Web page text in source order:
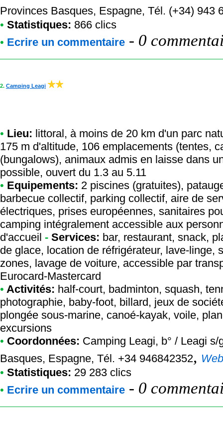
Provinces Basques, Espagne, Tél. (+34) 943
• Statistiques: 866 clics
• Ecrire un commentaire - 0
2. Camping Leagi
• Lieu: littoral, à moins de 20 km d'un parc
175 m d'altitude, 106 emplacements (tentes,
(bungalows), animaux admis en laisse dans
possible, ouvert du 1.3 au 5.11
• Equipements: 2 piscines (gratuites),
barbecue collectif, parking collectif, aire de
électriques, prises européennes, sanitaires
camping intégralement accessible aux
d'accueil - Services: bar, restaurant, snack,
de glace, location de réfrigérateur, lave-linge,
zones, lavage de voiture, accessible par
Eurocard-Mastercard
• Activités: half-court, badminton, squash,
photographie, baby-foot, billard, jeux de
plongée sous-marine, canoé-kayak, voile,
excursions
• Coordonnées: Camping Leagi, b° / Leagi
Basques, Espagne, Tél. +34 946842352, Web
• Statistiques: 29 283 clics
• Ecrire un commentaire - 0